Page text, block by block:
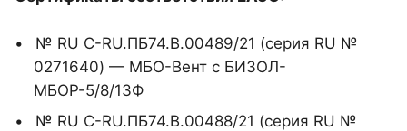
№ RU C-RU.ПБ74.В.00489/21 (серия RU №
0271640) — МБО-Вент с БИЗОЛ-
МБОР-5/8/13Ф
№ RU C-RU.ПБ74.В.00488/21 (серия RU №